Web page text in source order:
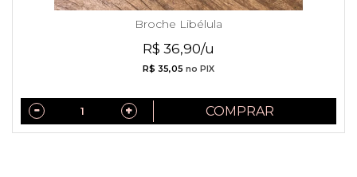
Broche Libélula
R$ 36,90/u
R$ 35,05 no PIX
COMPRAR